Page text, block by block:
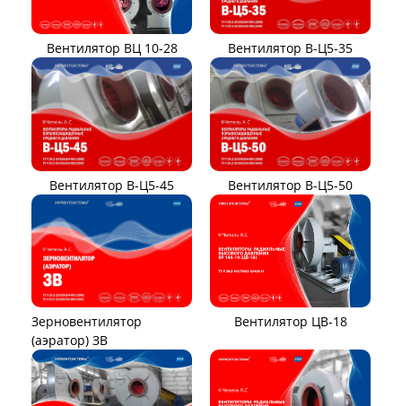
Вентилятор ВЦ 10-28 Вентилятор В-Ц5-35
Вентилятор В-Ц5-45 Вентилятор В-Ц5-50
Зерновентилятор
(аэратор) ЗВ
Вентилятор ЦВ-18